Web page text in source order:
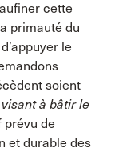
cette
primauté du
le
soient
à bâtir le
prévu de
et durable des